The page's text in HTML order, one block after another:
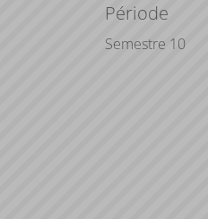
Période
Semestre 10